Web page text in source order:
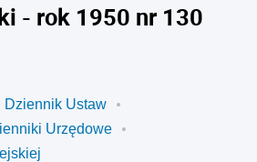
- rok 1950 nr 130
Dziennik Ustaw
Urzędowe